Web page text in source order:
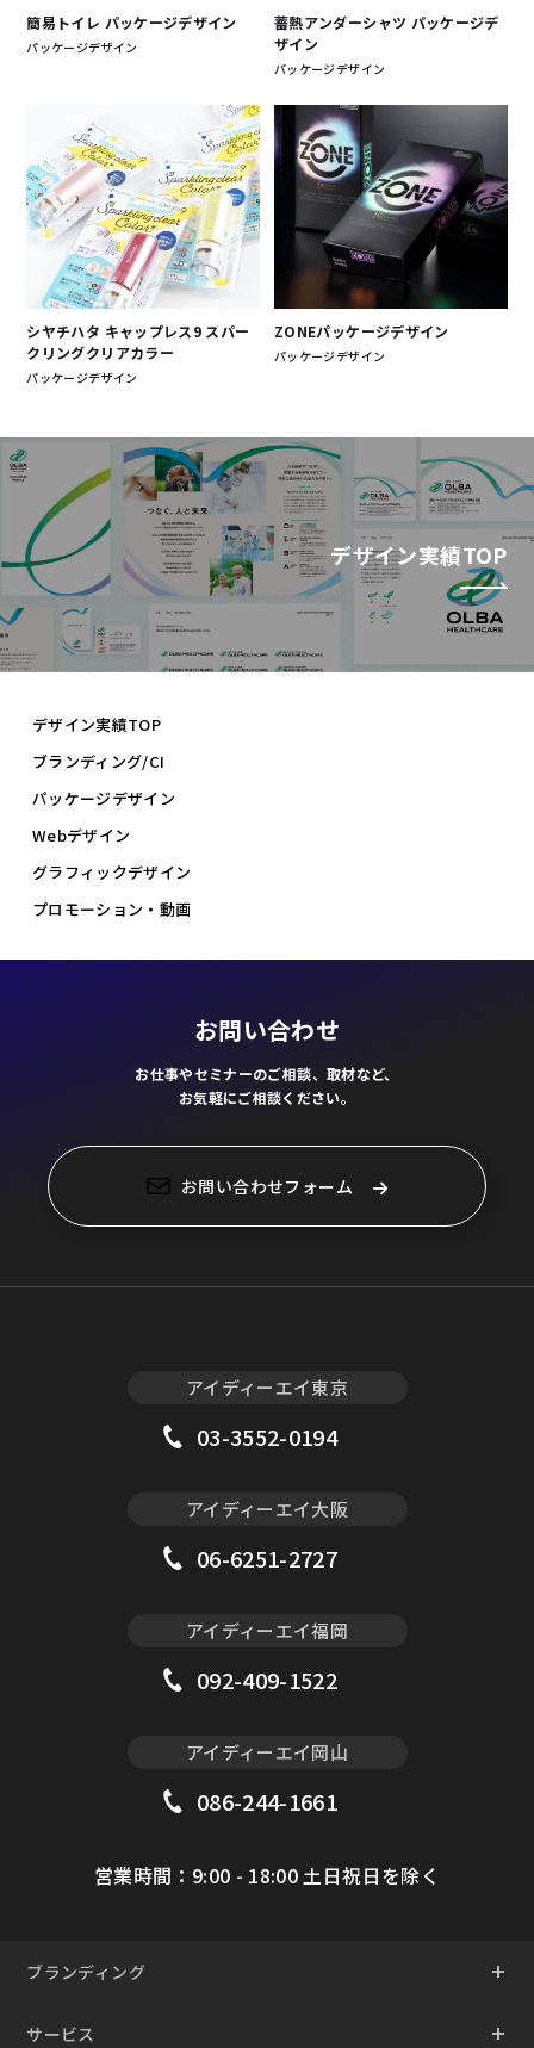
簡易トイレ パッケージデザイン
パッケージデザイン
蓄熱アンダーシャツ パッケージデ
ザイン
パッケージデザイン
シヤチハタ キャップレス9 スパー
クリングクリアカラー
パッケージデザイン
ZONEパッケージデザイン
パッケージデザイン
デザイン実績TOP
デザイン実績TOP
ブランディング/CI
パッケージデザイン
Webデザイン
グラフィックデザイン
プロモーション・動画
お問い合わせ
お仕事やセミナーのご相談、取材など、
お気軽にご相談ください。
お問い合わせフォーム
アイディーエイ東京
03-3552-0194
アイディーエイ大阪
06-6251-2727
アイディーエイ福岡
092-409-1522
アイディーエイ岡山
086-244-1661
営業時間：9:00 - 18:00 土日祝日を除く
ブランディング
サービス